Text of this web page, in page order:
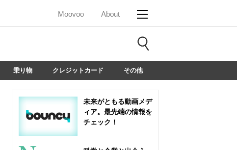
Moovoo About
乗り物 クレジットカード その他
未来がともる動画メデ
ィア。最先端の情報を
チェック！